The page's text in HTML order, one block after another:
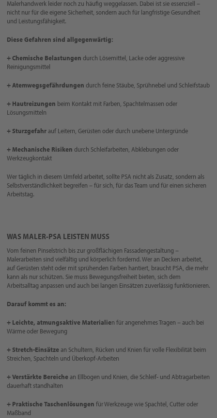
Malerhandwerk leider noch zu häufig weggelassen. Dabei ist sie essenziell –
nicht nur für die eigene Sicherheit, sondern auch für langfristige Gesundheit
und Leistungsfähigkeit.
Diese Gefahren sind allgegenwärtig:
+ Chemische Belastungen durch Lösemittel, Lacke oder aggressive
Reinigungsmittel
+ Atemwegsgefährdungen durch feine Stäube, Sprühnebel und Schleifstaub
+ Hautreizungen beim Kontakt mit Farben, Spachtelmassen oder
Lösungsmitteln
+ Sturzgefahrauf Leitern, Gerüsten oder durch unebene Untergründe
+ Mechanische Risiken durch Schleifarbeiten, Abklebungen oder
Werkzeugkontakt
Wer täglich in diesem Umfeld arbeitet, sollte PSA nicht als Zusatz, sondern als
Selbstverständlichkeit begreifen – für sich, für das Team und für einen sicheren
Arbeitstag.
WAS MALER-PSA LEISTEN MUSS
Vom feinen Pinselstrich bis zur großflächigen Fassadengestaltung –
Malerarbeiten sind vielfältig und körperlich fordernd. Wer an Decken arbeitet,
auf Gerüsten steht oder mit sprühenden Farben hantiert, braucht PSA, die mehr
kann als nur schützen. Sie muss Bewegungsfreiheit bieten, sich dem
Arbeitsalltag anpassen und auch bei langen Einsätzen zuverlässig funktionieren.
Darauf kommt es an:
+ Leichte, atmungsaktive Materialien für angenehmes Tragen – auch bei
Wärme oder Bewegung
+ Stretch-Einsätzean Schultern, Rücken und Knien für volle Flexibilität beim
Streichen, Spachteln und Überkopf-Arbeiten
+ Verstärkte Bereichean Ellbogen und Knien, die Schleif- und Abtragarbeiten
dauerhaft standhalten
+ Praktische Taschenlösungen für Werkzeuge wie Spachtel, Cutter oder
Maßband